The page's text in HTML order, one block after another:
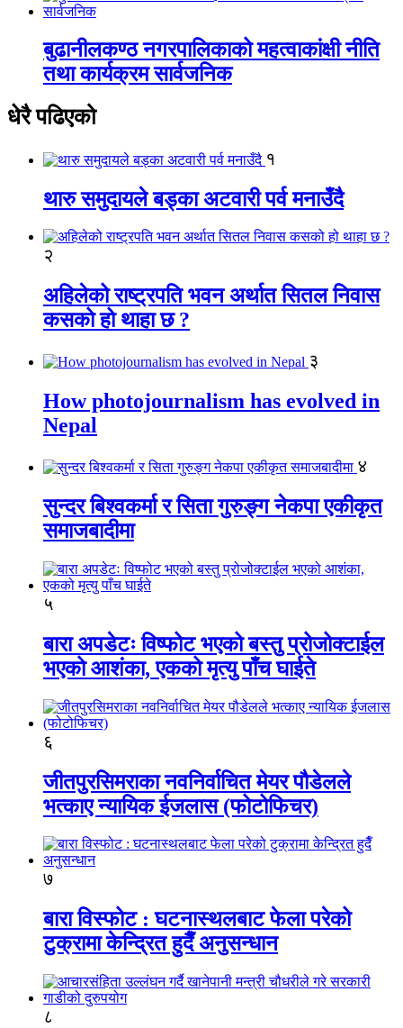
बुढानीलकण्ठ नगरपालिकाको महत्वाकांक्षी नीति
तथा कार्यक्रम सार्वजनिक
धेरै पढिएको
१
थारु समुदायले बड्का अटवारी पर्व मनाउँदै
२
अहिलेको राष्ट्रपति भवन अर्थात सितल निवास
कसको हो थाहा छ ?
३
How photojournalism has evolved in
Nepal
४
सुन्दर बिश्वकर्मा र सिता गुरुङ्ग नेकपा एकीकृत
समाजबादीमा
५
बारा अपडेटः विष्फोट भएको बस्तु प्रोजोक्टाईल
भएको आशंका, एकको मृत्यु पाँच घाईते
६
जीतपुरसिमराका नवनिर्वाचित मेयर पौडेलले
भत्काए न्यायिक ईजलास (फोटोफिचर)
७
बारा विस्फोट : घटनास्थलबाट फेला परेको
टुक्रामा केन्द्रित हुदैँ अनुसन्धान
८